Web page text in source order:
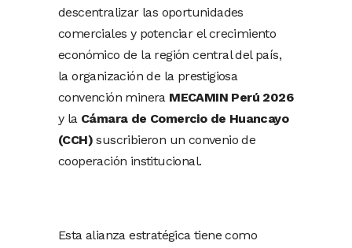
descentralizar las oportunidades
comerciales y potenciar el crecimiento
económico de la región central del país,
la organización de la prestigiosa
convención minera MECAMIN Perú 2026
y la Cámara de Comercio de Huancayo
(CCH) suscribieron un convenio de
cooperación institucional.
Esta alianza estratégica tiene como